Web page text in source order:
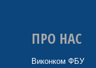
ПРО НАС
Виконком ФБУ